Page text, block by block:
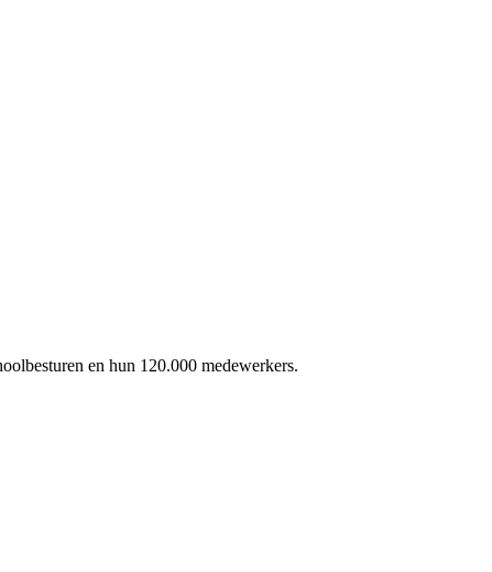
en hun 120.000 medewerkers.